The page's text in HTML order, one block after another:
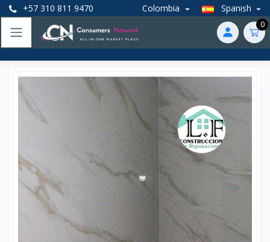
+57 310 811 9470 Colombia Spanish
0